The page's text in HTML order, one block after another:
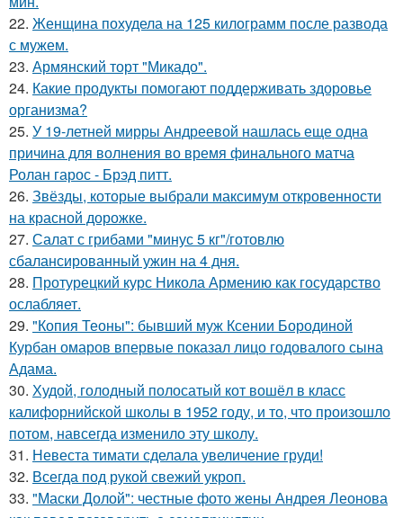
22. Женщина похудела на 125 килограмм после развода
с мужем.
23. Армянский торт "Микадо".
24. Какие продукты помогают поддерживать здоровье
организма?
25. У 19-летней мирры Андреевой нашлась еще одна
причина для волнения во время финального матча
Ролан гарос - Брэд питт.
26. Звёзды, которые выбрали максимум откровенности
на красной дорожке.
27. Салат с грибами "минус 5 кг"/готовлю
сбалансированный ужин на 4 дня.
28. Протурецкий курс Никола Армению как государство
ослабляет.
29. "Копия Теоны": бывший муж Ксении Бородиной
Курбан омаров впервые показал лицо годовалого сына
Адама.
30. Худой, голодный полосатый кот вошёл в класс
калифорнийской школы в 1952 году, и то, что произошло
потом, навсегда изменило эту школу.
31. Невеста тимати сделала увеличение груди!
32. Всегда под рукой свежий укроп.
33. "Маски Долой": честные фото жены Андрея Леонова